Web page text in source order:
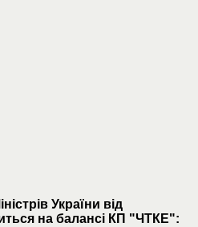
України від
на балансі КП "ЧТКЕ":